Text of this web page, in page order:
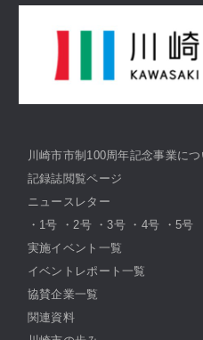
川崎市市制100周年記念事業につ
記録誌閲覧ページ
ニュースレター
・ 1号 ・2号・3号 ・ 4号 ・ 5号
実施イベント一覧
イベントレポート一覧
協賛企業一覧
関連資料